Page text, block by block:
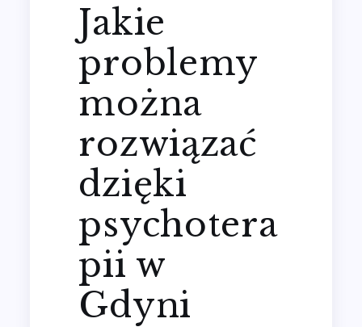
Jakie
problemy
można
rozwiązać
dzięki
psychotera
pii w
Gdyni